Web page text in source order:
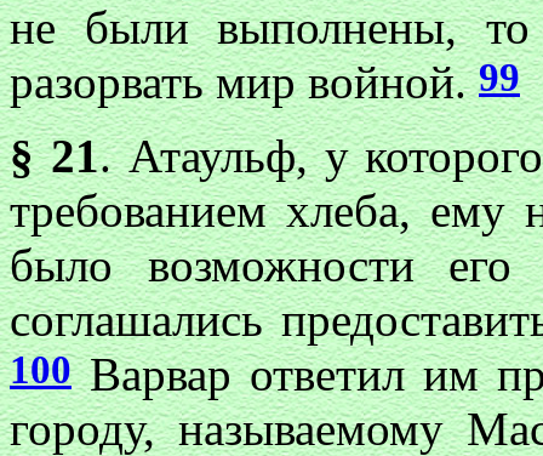
не были выполнены,
разорвать мир войной.99
§ 21. Атаульф, у
требованием хлеба, ему
было возможности
соглашались
100Варвар ответил им
городу, называемому